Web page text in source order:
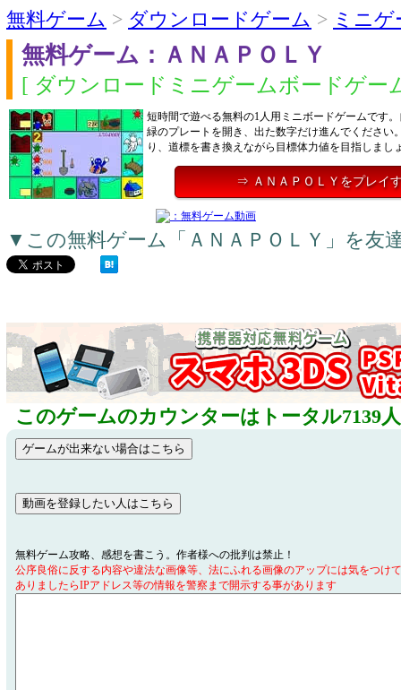
無料ゲーム > ダウンロードゲーム > ミニゲ
無料ゲーム：ＡＮＡＰＯＬＹ
[ ダウンロードミニゲームボードゲー
短時間で遊べる無料の1人用ミニボードゲームです
緑のプレートを開き、出た数字だけ進んでください
り、道標を書き換えながら目標体力値を目指しまし
⇒ ＡＮＡＰＯＬＹをプレイ
▼この無料ゲーム「ＡＮＡＰＯＬＹ」を友
このゲームのカウンターはトータル7139
無料ゲーム攻略、感想を書こう。作者様への批判は禁止！
公序良俗に反する内容や違法な画像等、法にふれる画像のアップには気をつけ
ありましたらIPアドレス等の情報を警察まで開示する事があります